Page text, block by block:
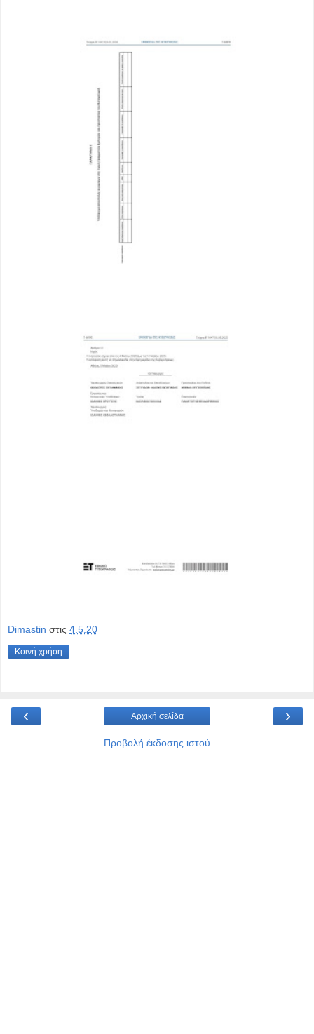
Dimastin στις 4.5.20
Κοινή χρήση
‹ ›
Αρχική σελίδα
Προβολή έκδοσης ιστού